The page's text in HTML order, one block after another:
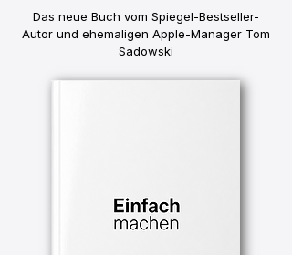
Das neue Buch vom Spiegel-Bestseller-
Autor und ehemaligen Apple-Manager Tom
Sadowski